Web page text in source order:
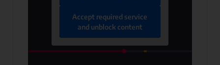
Accept required service
and unblock content